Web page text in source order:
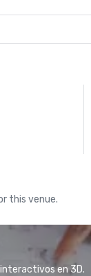
this venue.
en 3D.